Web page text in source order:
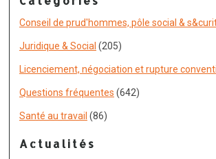
Conseil de prud'hommes, pôle social &
Juridique & Social (205)
Licenciement, négociation et rupture
Questions fréquentes (642)
Santé au travail (86)
Actualités